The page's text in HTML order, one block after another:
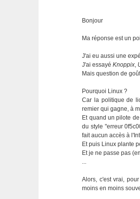
Bonjour
Ma réponse est un
J'ai eu aussi une
J'ai essayéKnoppix,
Mais question de
Pourquoi Linux ?
Car la politique de
remier qui gagne, à
Et quand un pilote
du style "erreur
fait aucun accès à
Et puis Linux plante
Et je ne passe pas
...
Alors, c'est vrai,
moins en moins